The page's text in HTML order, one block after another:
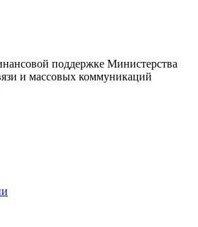
поддержке Министерства
и массовых коммуникаций